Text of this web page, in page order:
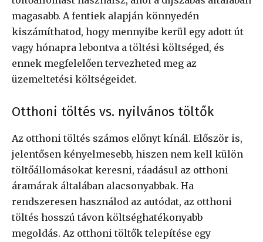
magasabb. A fentiek alapján könnyedén
kiszámíthatod, hogy mennyibe kerül egy adott út
vagy hónapra lebontva a töltési költséged, és
ennek megfelelően tervezheted meg az
üzemeltetési költségeidet.
Otthoni töltés vs. nyilvános töltők
Az otthoni töltés számos előnyt kínál. Először is,
jelentősen kényelmesebb, hiszen nem kell külön
töltőállomásokat keresni, ráadásul az otthoni
áramárak általában alacsonyabbak. Ha
rendszeresen használod az autódat, az otthoni
töltés hosszú távon költséghatékonyabb
megoldás. Az otthoni töltők telepítése egy